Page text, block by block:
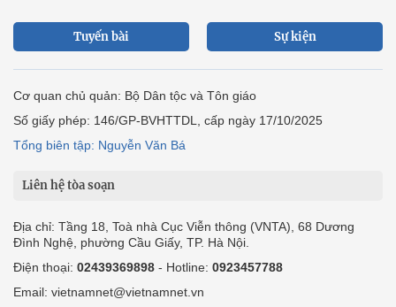
Tuyến bài Sự kiện
Cơ quan chủ quản: Bộ Dân tộc và Tôn giáo
Số giấy phép: 146/GP-BVHTTDL, cấp ngày 17/10/2025
Tổng biên tập: Nguyễn Văn Bá
Liên hệ tòa soạn
Địa chỉ: Tầng 18, Toà nhà Cục Viễn thông (VNTA), 68 Dương
Đình Nghệ, phường Cầu Giấy, TP. Hà Nội.
Điện thoại: 02439369898 - Hotline: 0923457788
Email: vietnamnet@vietnamnet.vn